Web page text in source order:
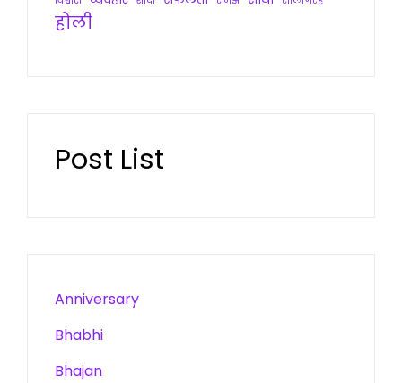
होली
Post List
Anniversary
Bhabhi
Bhajan